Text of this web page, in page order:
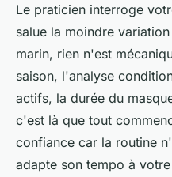
Le praticien interroge
salue la moindre
marin, rien n'est
saison, l'analyse
actifs, la durée du
c'est là que tout
confiance car la routine
adapte son tempo à